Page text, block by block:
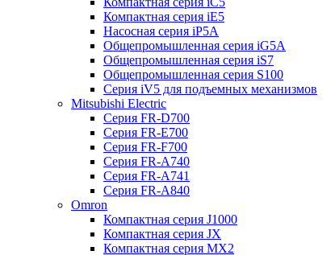
Компактная серия iE5
Насосная серия iP5A
Общепромышленная серия iG5A
Общепромышленная серия iS7
Общепромышленная серия S100
Серия iV5 для подъемных механизмов
Mitsubishi Electric
Серия FR-D700
Серия FR-E700
Серия FR-F700
Серия FR-А740
Серия FR-А741
Серия FR-А840
Omron
Компактная серия J1000
Компактная серия JX
Компактная серия MX2